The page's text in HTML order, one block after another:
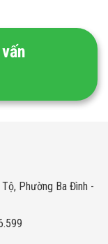
Phường Ba Đình -